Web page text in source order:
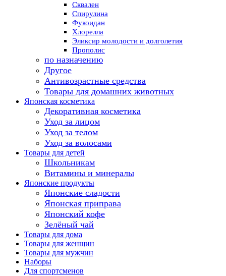
Сквален
Спирулина
Фукоидан
Хлорелла
Эликсир молодости и долголетия
Прополис
по назначению
Другое
Антивозрастные средства
Товары для домашних животных
Японская косметика
Декоративная косметика
Уход за лицом
Уход за телом
Уход за волосами
Товары для детей
Школьникам
Витамины и минералы
Японские продукты
Японские сладости
Японская приправа
Японский кофе
Зелёный чай
Товары для дома
Товары для женщин
Товары для мужчин
Наборы
Для спортсменов